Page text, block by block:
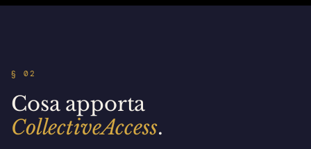
§ 02
Cosa apporta
CollectiveAccess.